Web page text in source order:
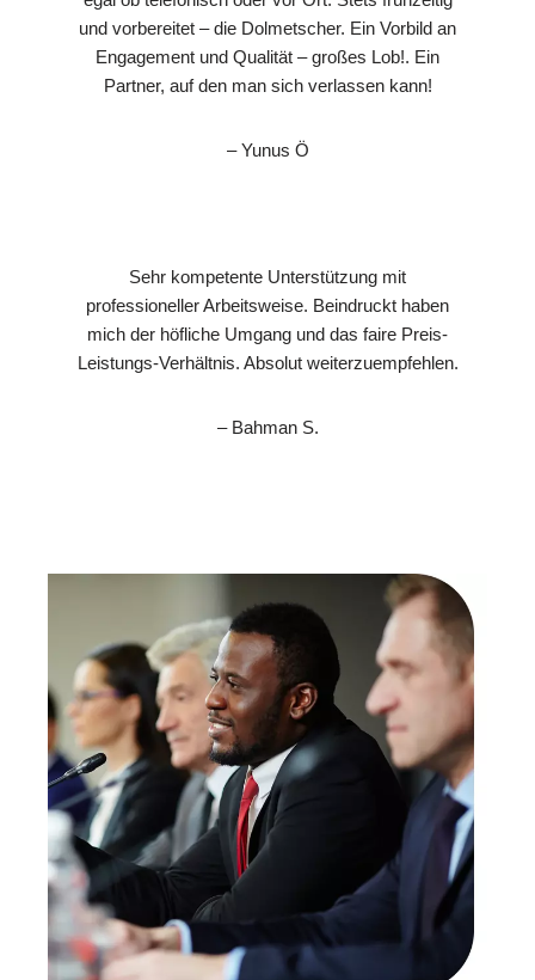
und vorbereitet – die Dolmetscher. Ein Vorbild an
Engagement und Qualität – großes Lob!. Ein
Partner, auf den man sich verlassen kann!
– Yunus Ö
Sehr kompetente Unterstützung mit
professioneller Arbeitsweise. Beindruckt haben
mich der höfliche Umgang und das faire Preis-
Leistungs-Verhältnis. Absolut weiterzuempfehlen.
– Bahman S.